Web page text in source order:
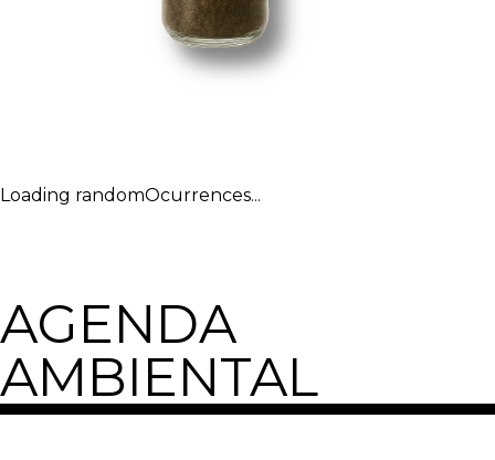
Loading randomOcurrences...
AGENDA
AMBIENTAL